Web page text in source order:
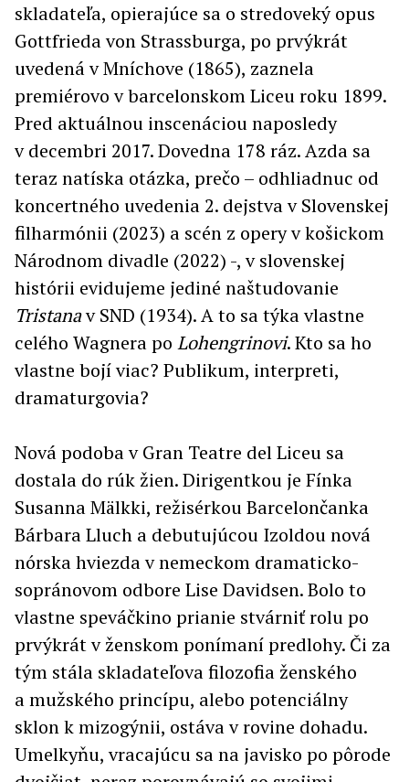
skladateľa, opierajúce sa o stredoveký opus
Gottfrieda von Strassburga, po prvýkrát
uvedená v Mníchove (1865), zaznela
premiérovo v barcelonskom Liceu roku 1899.
Pred aktuálnou inscenáciou naposledy
v decembri 2017. Dovedna 178 ráz. Azda sa
teraz natíska otázka, prečo – odhliadnuc od
koncertného uvedenia 2. dejstva v Slovenskej
filharmónii (2023) a scén z opery v košickom
Národnom divadle (2022) -, v slovenskej
histórii evidujeme jediné naštudovanie
Tristanav SND (1934). A to sa týka vlastne
celého Wagnera po Lohengrinovi. Kto sa ho
vlastne bojí viac? Publikum, interpreti,
dramaturgovia?
Nová podoba v Gran Teatre del Liceu sa
dostala do rúk žien. Dirigentkou je Fínka
Susanna Mälkki, režisérkou Barcelončanka
Bárbara Lluch a debutujúcou Izoldou nová
nórska hviezda v nemeckom dramaticko-
sopránovom odbore Lise Davidsen. Bolo to
vlastne speváčkino prianie stvárniť rolu po
prvýkrát v ženskom ponímaní predlohy. Či za
tým stála skladateľova filozofia ženského
a mužského princípu, alebo potenciálny
sklon k mizogýnii, ostáva v rovine dohadu.
Umelkyňu, vracajúcu sa na javisko po pôrode